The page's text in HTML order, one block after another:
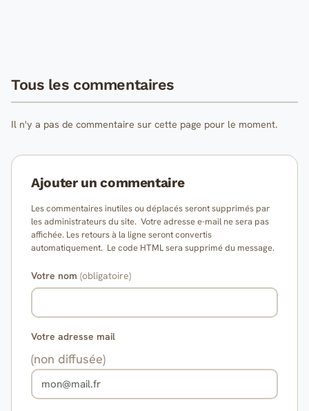
Tous les commentaires
Il n'y a pas de commentaire sur cette page pour le moment.
Ajouter un commentaire
Les commentaires inutiles ou déplacés seront supprimés par
les administrateurs du site. Votre adresse e-mail ne sera pas
affichée. Les retours à la ligne seront convertis
automatiquement. Le code HTML sera supprimé du message.
Votre nom (obligatoire)
Votre adresse mail
(non diffusée)